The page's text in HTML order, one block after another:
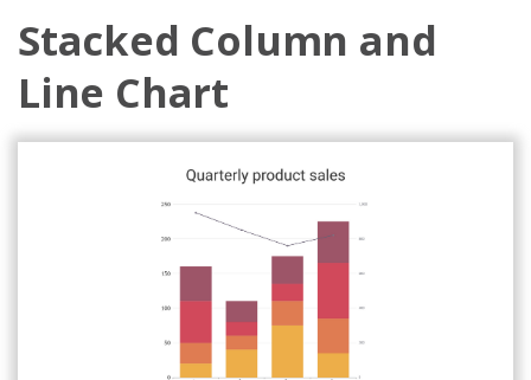
Stacked Column and
Line Chart